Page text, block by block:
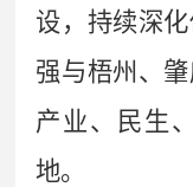
设， 持续深
强与梧州、
产业、民生
地。